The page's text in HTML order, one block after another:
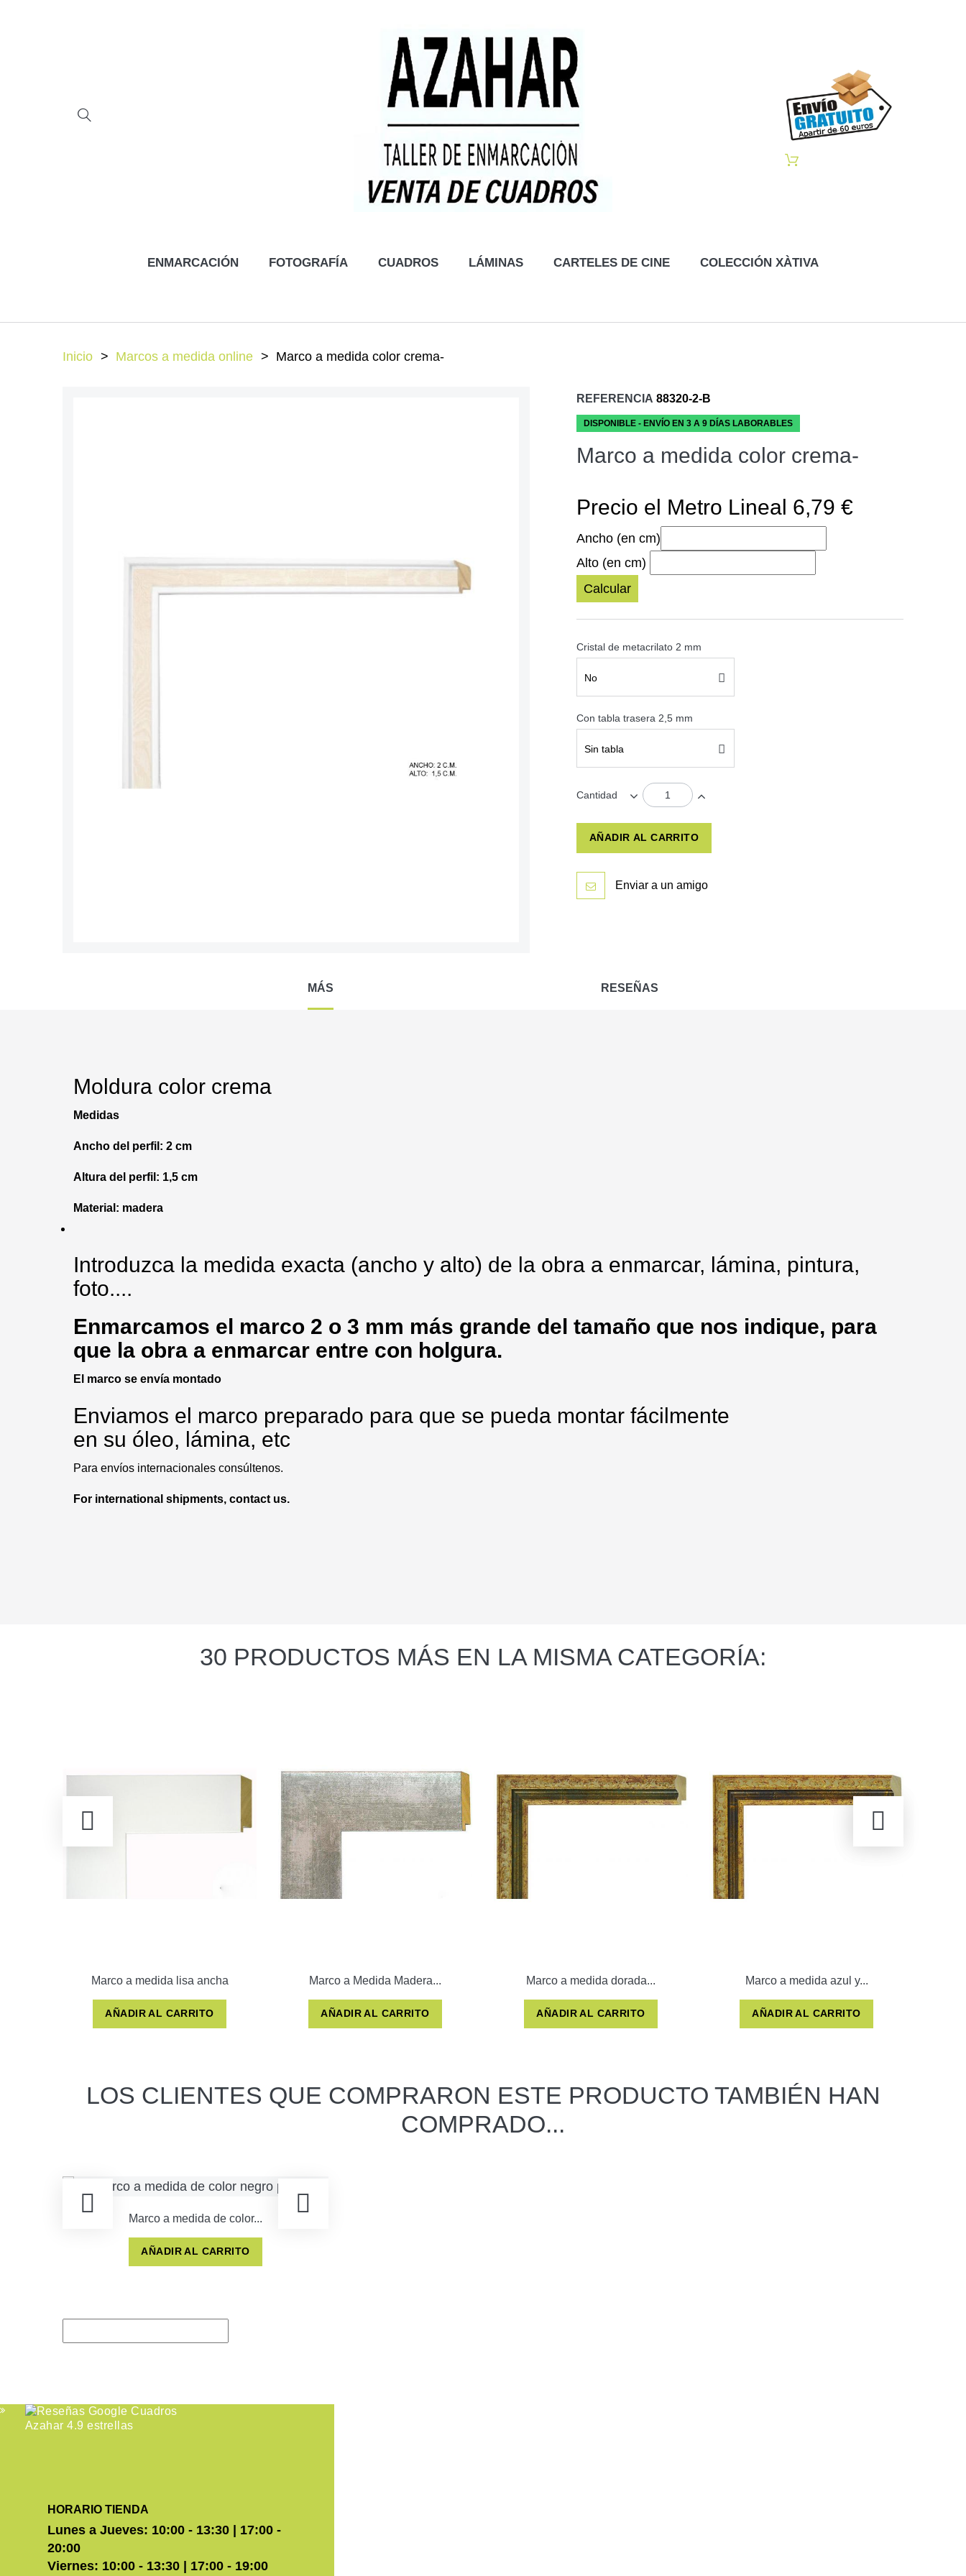
ENMARCACIÓN FOTOGRAFÍA CUADROS LÁMINAS CARTELES DE CINE COLECCIÓN XÀTIVA
Inicio Marcos a medida online Marco a medida color crema-
REFERENCIA 88320-2-B
DISPONIBLE - ENVÍO EN 3 A 9 DÍAS LABORABLES
Marco a medida color crema-
Precio el Metro Lineal 6,79 €
Ancho (en cm)
Alto (en cm)
Calcular
Cristal de metacrilato 2 mm
No
Con tabla trasera 2,5 mm
Sin tabla
Cantidad
AÑADIR AL CARRITO
Enviar a un amigo
MÁS RESEÑAS
Moldura color crema
Medidas
Ancho del perfil: 2 cm
Altura del perfil: 1,5 cm
Material: madera
Introduzca la medida exacta (ancho y alto) de la obra a enmarcar, lámina, pintura,
foto....
Enmarcamos el marco 2 o 3 mm más grande del tamaño que nos indique, para
que la obra a enmarcar entre con holgura.
El marco se envía montado
Enviamos el marco preparado para que se pueda montar fácilmente
en su óleo, lámina, etc
Para envíos internacionales consúltenos.
For international shipments, contact us.
30 PRODUCTOS MÁS EN LA MISMA CATEGORÍA:
Marco a medida lisa ancha
AÑADIR AL CARRITO
Marco a Medida Madera...
AÑADIR AL CARRITO
Marco a medida dorada...
AÑADIR AL CARRITO
Marco a medida azul y...
AÑADIR AL CARRITO
LOS CLIENTES QUE COMPRARON ESTE PRODUCTO TAMBIÉN HAN
COMPRADO...
Marco a medida de color...
AÑADIR AL CARRITO
HORARIO TIENDA
Lunes a Jueves: 10:00 - 13:30 | 17:00 -
20:00
Viernes: 10:00 - 13:30 | 17:00 - 19:00